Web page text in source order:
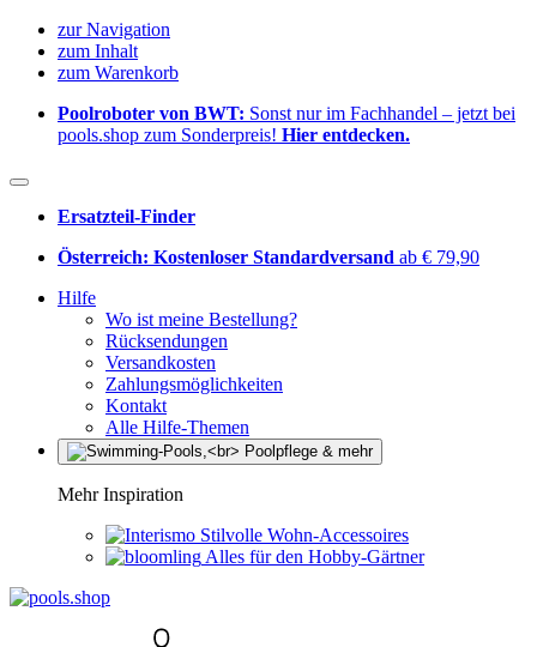
zur Navigation
zum Inhalt
zum Warenkorb
Poolroboter von BWT: Sonst nur im Fachhandel – jetzt bei
pools.shop zum Sonderpreis! Hier entdecken.
Ersatzteil-Finder
Österreich: Kostenloser Standardversand ab € 79,90
Hilfe
Wo ist meine Bestellung?
Rücksendungen
Versandkosten
Zahlungsmöglichkeiten
Kontakt
Alle Hilfe-Themen
Mehr Inspiration
Stilvolle Wohn-Accessoires
Alles für den Hobby-Gärtner